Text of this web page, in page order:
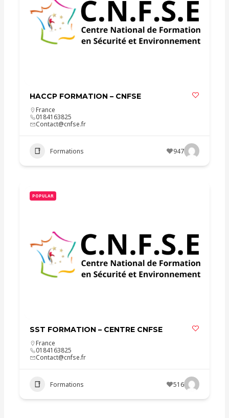
HACCP FORMATION – CNFSE
France
0184163825
Contact@cnfse.fr
Formations 947
POPULAR
SST FORMATION – CENTRE CNFSE
France
0184163825
Contact@cnfse.fr
Formations 516